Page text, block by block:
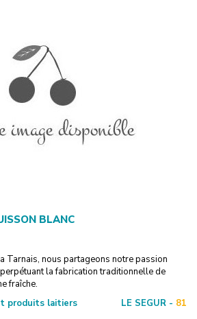
BLANC
Tarnais, nous partageons notre passion
la fabrication traditionnelle de
fraîche.
produits laitiers LE SEGUR - 81